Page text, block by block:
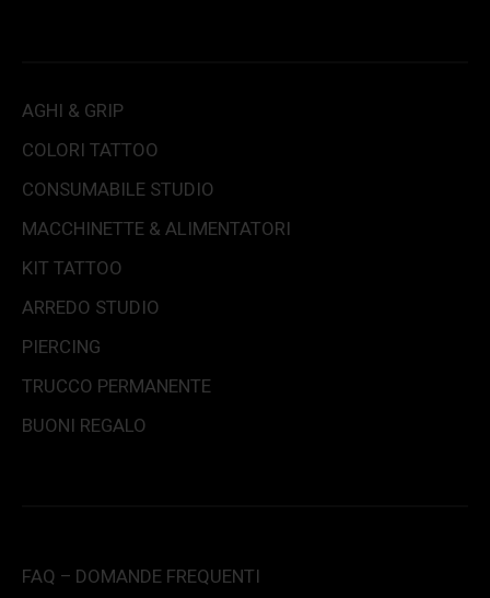
AGHI & GRIP
COLORI TATTOO
CONSUMABILE STUDIO
MACCHINETTE & ALIMENTATORI
KIT TATTOO
ARREDO STUDIO
PIERCING
TRUCCO PERMANENTE
BUONI REGALO
FAQ – DOMANDE FREQUENTI